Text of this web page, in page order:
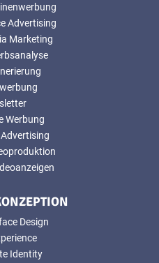
Advertising
Marketing
Werbung
Design
Identity